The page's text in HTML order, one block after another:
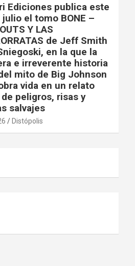
Ediciones publica este
el tomo BONE –
Y LAS
de Jeff Smith
en la que la
e irreverente historia
mito de Big Johnson
vida en un relato
peligros, risas y
salvajes
Distópolis